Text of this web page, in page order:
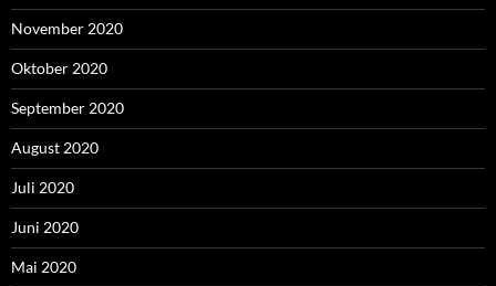
November 2020
Oktober 2020
September 2020
August 2020
Juli 2020
Juni 2020
Mai 2020